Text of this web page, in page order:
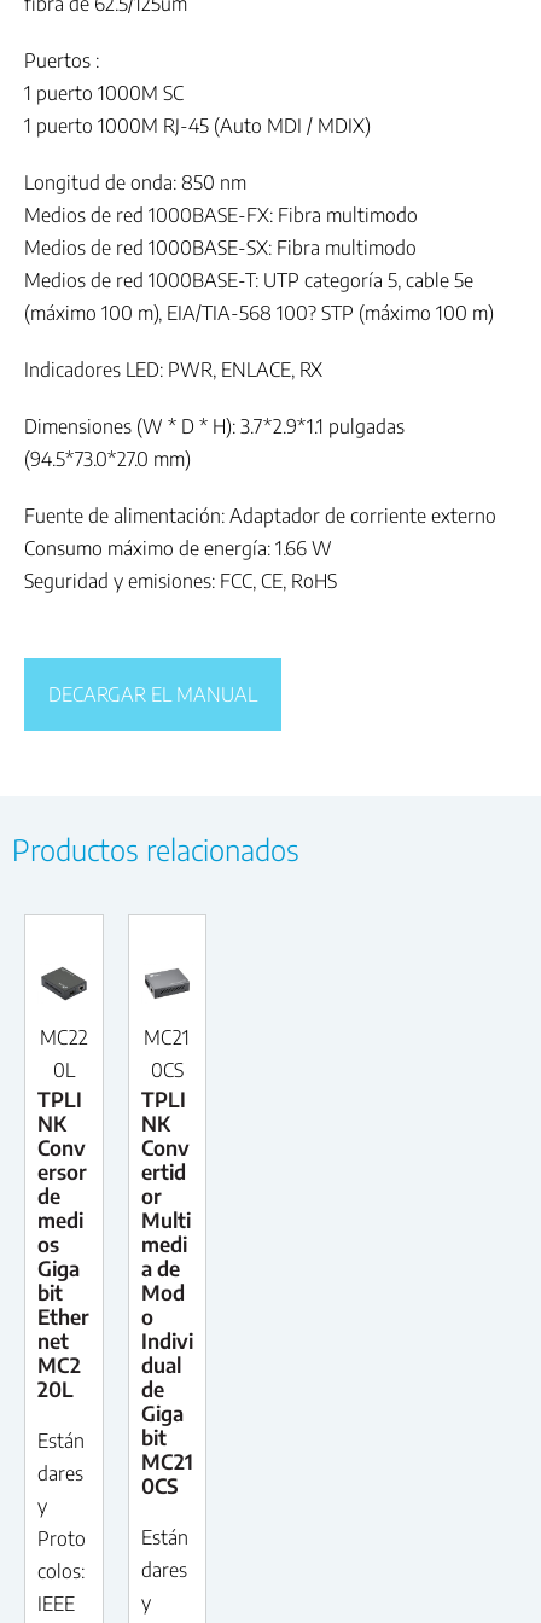
Puertos :
1 puerto 1000M SC
1 puerto 1000M RJ-45 (Auto MDI / MDIX)
Longitud de onda: 850 nm
Medios de red 1000BASE-FX: Fibra multimodo
Medios de red 1000BASE-SX: Fibra multimodo
Medios de red 1000BASE-T: UTP categoría 5, cable 5e
(máximo 100 m), EIA/TIA-568 100? STP (máximo 100 m)
Indicadores LED: PWR, ENLACE, RX
Dimensiones (W * D * H): 3.7*2.9*1.1 pulgadas
(94.5*73.0*27.0 mm)
Fuente de alimentación: Adaptador de corriente externo
Consumo máximo de energía: 1.66 W
Seguridad y emisiones: FCC, CE, RoHS
DECARGAR EL MANUAL
Productos relacionados
MC22
0L
TPLI
NK
Conv
ersor
de
medi
os
Giga
bit
Ether
net
MC2
20L
Están
dares
y
Proto
colos:
IEEE
MC21
0CS
TPLI
NK
Conv
ertid
or
Multi
medi
a de
Mod
o
Indivi
dual
de
Giga
bit
MC21
0CS
Están
dares
y